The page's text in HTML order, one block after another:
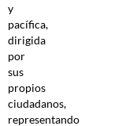
y
pacífica,
dirigida
por
sus
propios
ciudadanos,
representando